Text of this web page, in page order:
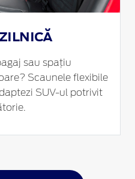
sau spațiu
Scaunele flexibile
SUV-ul
potrivit